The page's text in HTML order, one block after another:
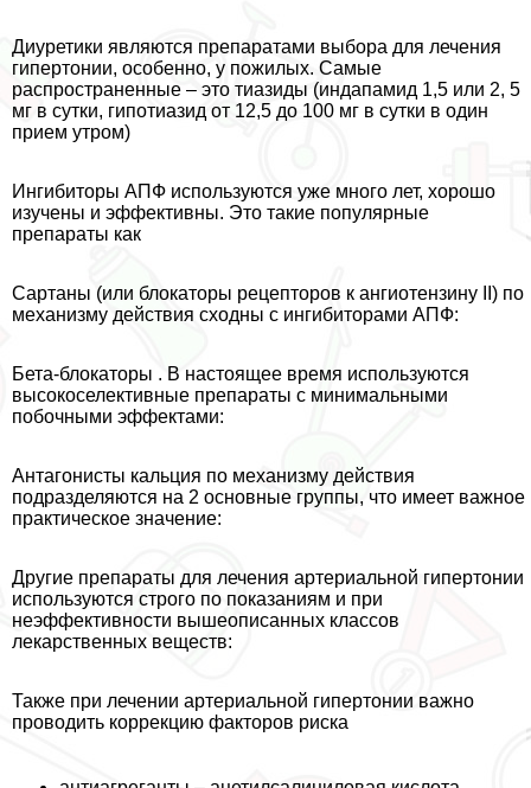
Диуретики являются препаратами выбора для лечения
гипертонии, особенно, у пожилых. Самые
распространенные – это тиазиды (индапамид 1,5 или 2, 5
мг в сутки, гипотиазид от 12,5 до 100 мг в сутки в один
прием утром)
Ингибиторы АПФ используются уже много лет, хорошо
изучены и эффективны. Это такие популярные
препараты как
Сартаны (или блокаторы рецепторов к ангиотензину II) по
механизму действия сходны с ингибиторами АПФ:
Бета-блокаторы . В настоящее время используются
высокоселективные препараты с минимальными
побочными эффектами:
Антагонисты кальция по механизму действия
подразделяются на 2 основные группы, что имеет важное
пpaктическое значение:
Другие препараты для лечения артериальной гипертонии
используются строго по показаниям и при
неэффективности вышеописанных классов
лекарственных веществ:
Также при лечении артериальной гипертонии важно
проводить коррекцию факторов риска